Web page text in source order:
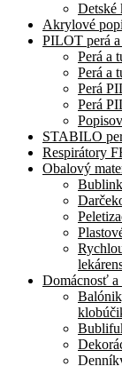
Detské
Akrylové
PILOT perá
Perá a
Perá a
Perá
Perá
STABILO
Respirátory
Obalový
Domácnosť a